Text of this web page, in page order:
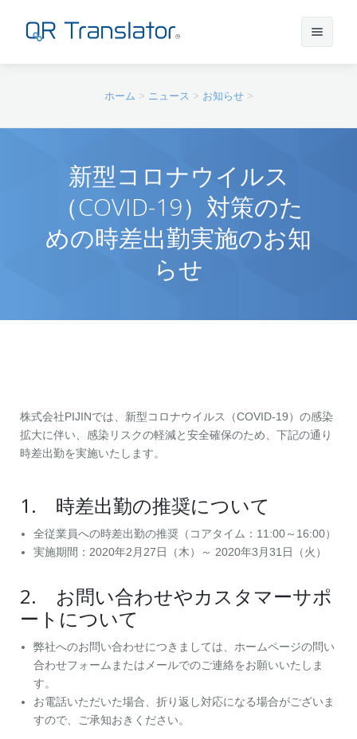
サインイン
QR Translatorについて
機能
ブログ
Q&A
English
ホーム > ニュース > お知らせ >
新型コロナウイルス
（COVID-19）対策のた
めの時差出勤実施のお知
らせ
株式会社PIJINでは、新型コロナウイルス（COVID-19）の感染
拡大に伴い、感染リスクの軽減と安全確保のため、下記の通り
時差出勤を実施いたします。
1. 時差出勤の推奨について
全従業員への時差出勤の推奨（コアタイム：11:00～16:00）
実施期間：2020年2月27日（木）～ 2020年3月31日（火）
2. お問い合わせやカスタマーサポ
ートについて
弊社へのお問い合わせにつきましては、ホームページの問い
合わせフォームまたはメールでのご連絡をお願いいたしま
す。
お電話いただいた場合、折り返し対応になる場合がございま
すので、ご承知おきください。